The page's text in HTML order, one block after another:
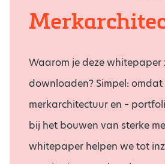
Waarom je deze whitepaper
downloaden? Simpel:
merkarchitectuur en –
bij het bouwen van sterke
whitepaper helpen we tot